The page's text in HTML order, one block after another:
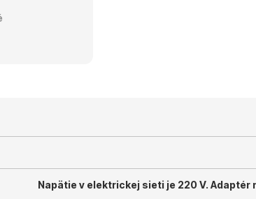
Napätie v elektrickej sieti je 220 V. Adaptér